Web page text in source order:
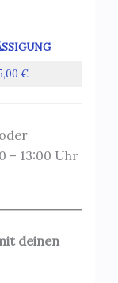
€
– 13:00 Uhr
deinen